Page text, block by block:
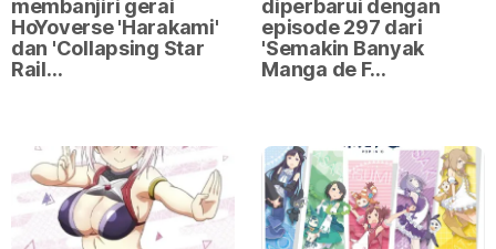
membanjiri gerai
HoYoverse 'Harakami'
dan 'Collapsing Star
Rail…
diperbarui dengan
episode 297 dari
'Semakin Banyak
Manga de F…